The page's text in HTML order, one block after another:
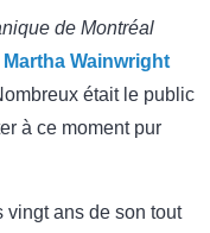
de Montréal
Martha Wainwright
était le public
à ce moment pur
vingt ans de son tout